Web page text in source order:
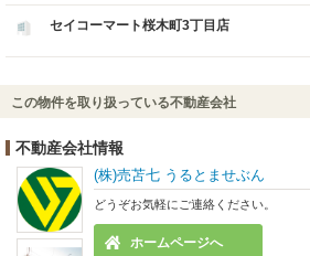
セイコーマート桜木町3丁目店
この物件を取り扱っている不動産会社
不動産会社情報
(株)売苫七 うるとませぶん
どうぞお気軽にご連絡ください。
ホームページへ